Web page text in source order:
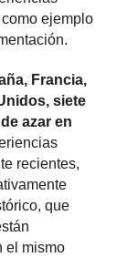
ejemplo
Francia,
siete
azar en
recientes,
que
el mismo